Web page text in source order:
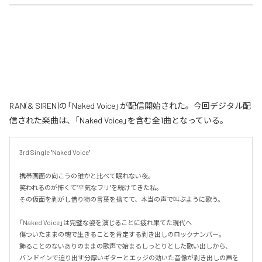
RAN(& SIREN)の「Naked Voice」が配信開始された。今回デジタル配
信された楽曲は、「Naked Voice」を含む全1曲となっている。
3rd Single "Naked Voice"
携帯画面の向こうの誰かと比べて眠れない夜。
笑われるのが怖くて"平気なフリ"を続けてきた私。
その仮面を剥がし借り物の言葉を捨てて、本当の声で叫ぶように歌う。
「Naked Voice」は完璧な姿を演じることに疲れ果てた現代へ
傷ついたままの魂で生きることを肯定する剥き出しのロックナンバー。
飾ることのないありのままの歌声で始まるしっとりとした歌い出しから、
バンドインで迫り出す分厚いギターとエッジの効いた音像が剥き出しの声を